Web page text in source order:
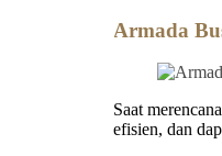
Armada
Saat
efisien, dan